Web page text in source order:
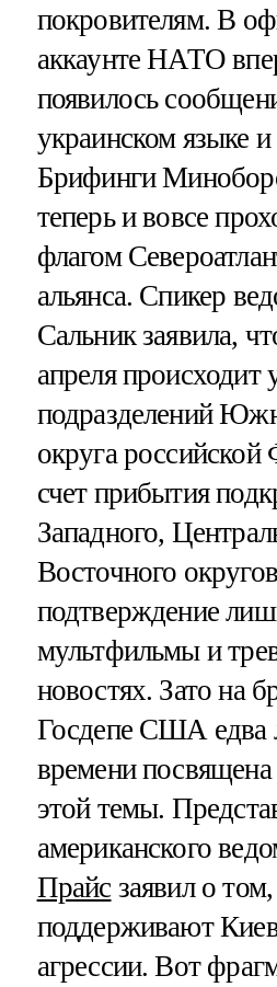
покровителям. В
аккаунте НАТО
появилось
украинском языке
Брифинги
теперь и вовсе
флагом
альянса. Спикер
Сальник заявила,
апреля происходит
подразделений
округа российской
счет прибытия
Западного,
Восточного
подтверждение
мультфильмы и
новостях. Зато на
Госдепе США едва
времени
этой темы.
американского
Прайсзаявил о
поддерживают
агрессии. Вот